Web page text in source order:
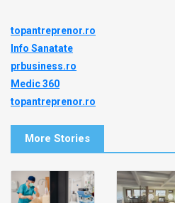
topantreprenor.ro
Info Sanatate
prbusiness.ro
Medic 360
topantreprenor.ro
More Stories